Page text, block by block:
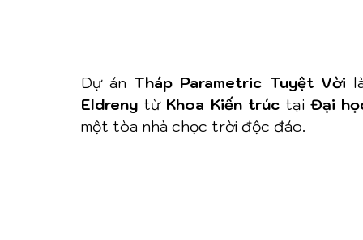
Dự án Tháp Parametric Tuyệt Vời
Eldreny từ Khoa Kiến trúc tại Đại
một tòa nhà chọc trời độc đáo.